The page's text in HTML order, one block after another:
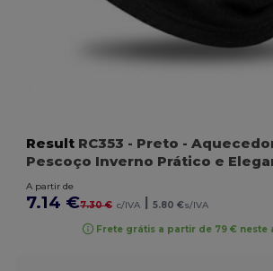
Result RC353 - Preto -
Pescoço Inverno Prático e
A partir de
7.14 €7.30 € c/IVA | 5.80 €s/IVA
Frete grátis a partir de 79 € neste